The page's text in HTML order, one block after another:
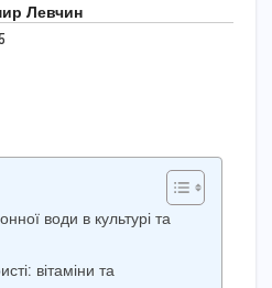
Левчин
води в культурі та
вітаміни та